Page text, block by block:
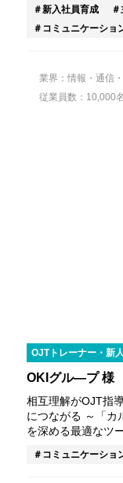
新入社員育成
コミュニケーショ
業界：情報・通信
従業員数：10,000
OJTトレーナー・新
OKIグル―プ 様
相互理解がOJT指
につながる ～「カ
を深める最適なツ
コミュニケーショ